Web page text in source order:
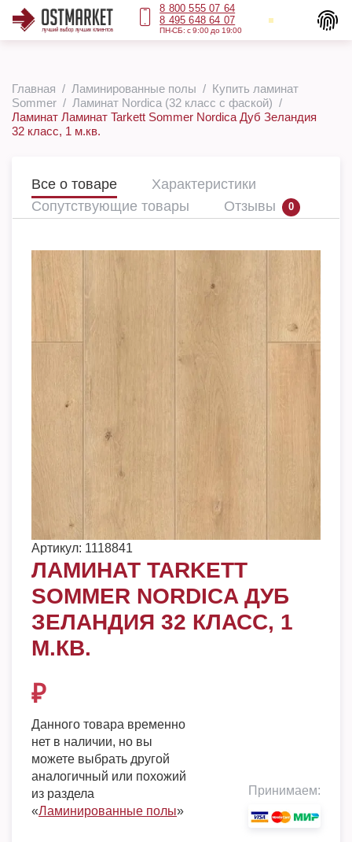
8 800 555 07 64
8 495 648 64 07
ПН-СБ: с 9:00 до 19:00
Главная Ламинированные полы
Купить ламинат
Sommer
Ламинат Nordica (32 класс с фаской)
Ламинат Ламинат Tarkett Sommer Nordica Дуб Зеландия
32 класс, 1 м.кв.
Все о товаре
Характеристики
Сопутствующие товары
Отзывы 0
Артикул: 1118841
ЛАМИНАТ TARKETT
SOMMER NORDICA ДУБ
ЗЕЛАНДИЯ 32 КЛАСС, 1
М.КВ.
₽
Данного товара временно
нет в наличии, но вы
можете выбрать другой
аналогичный или похожий
из раздела
«Ламинированные полы»
Принимаем: